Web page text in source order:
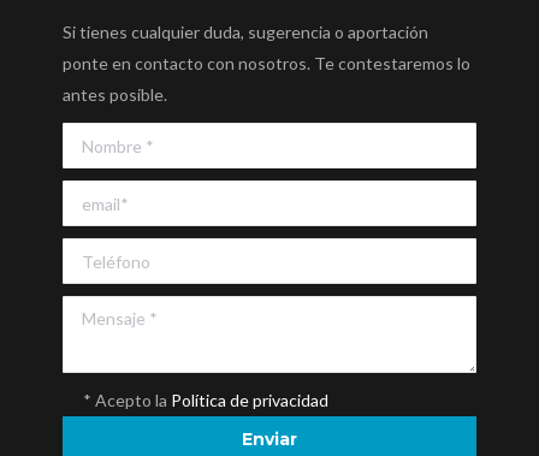
Si tienes cualquier duda, sugerencia o aportación
ponte en contacto con nosotros. Te contestaremos lo
antes posible.
* Acepto la Política de privacidad